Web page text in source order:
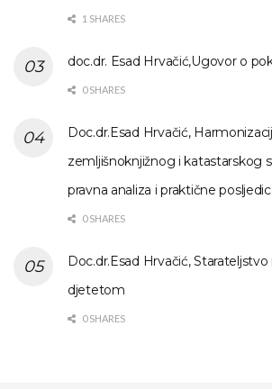
1 SHARES
doc.dr. Esad Hrvačić,Ugovor o
0 SHARES
Doc.dr.Esad Hrvačić,
zemljišnoknjižnog i katastarskog
pravna analiza i praktične
0 SHARES
Doc.dr.Esad Hrvačić,
djetetom
0 SHARES